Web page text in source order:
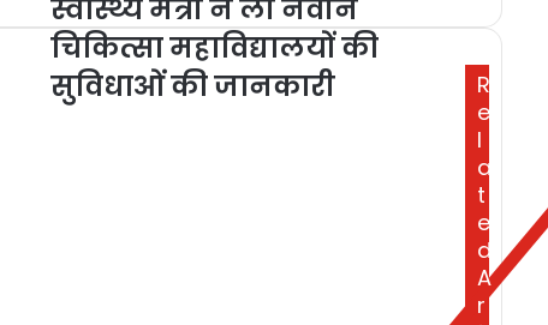
स्वास्थ्य मंत्री ने ली नवीन
चिकित्सा महाविद्यालयों की
सुविधाओं की जानकारी
R
e
l
a
t
e
d
A
r